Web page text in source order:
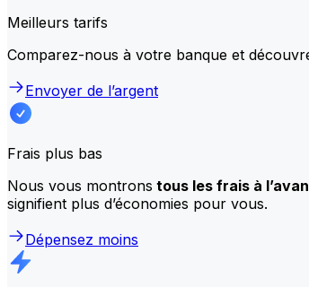
Meilleurs tarifs
Comparez-nous à votre banque et
Envoyer de l’argent
Frais plus bas
Nous vous montrons tous les frais à
signifient plus d’économies pour vous.
Dépensez moins